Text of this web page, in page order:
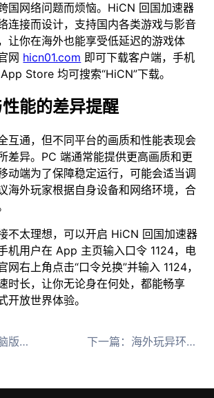
国网络问题而烦恼。HiCN 回国加速器
连接而设计，支持国内各类游戏与影音
让你在海外也能享受低延迟的游戏体
网 hicn01.com 即可下载客户端，手机
Store 均可搜索“HiCN”下载。
能的差异提醒
互通，但不同平台的画质和性能表现会
差异。PC 端通常能提供更高画质和更
动端为了保障稳定运行，可能会适当调
海外玩家根据自身设备和网络环境，合
不太理想，可以开启 HiCN 回国加速器
机用户在 App 主页输入口令 1124，电
网右上角点击“口令兑换”并输入 1124，
时长，让你无论身在何处，都能畅享
开放世界体验。
回国加速器 下一篇： 海外玩异环国服用HiCN回国加速器延迟低